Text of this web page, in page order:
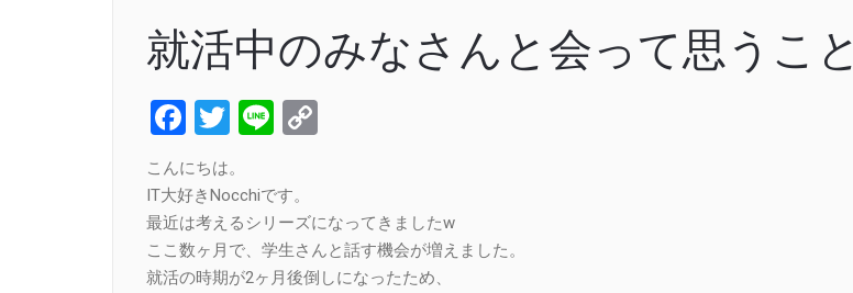
就活中のみなさんと会って思うこと
Facebook
Twitter
Line
こんにちは。
IT大好きNocchiです。
最近は考えるシリーズになってきましたw
ここ数ヶ月で、学生さんと話す機会が増えました。
就活の時期が2ヶ月後倒しになったため、